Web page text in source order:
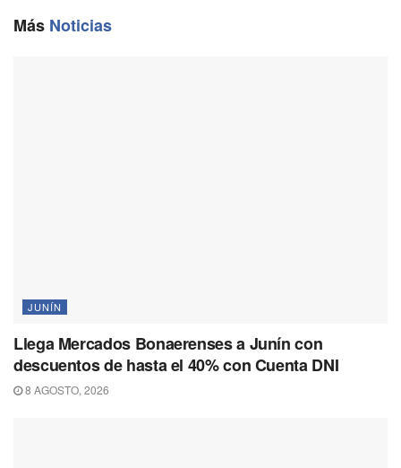
o
a
Más Noticias
JUNÍN
Llega Mercados Bonaerenses a Junín con
descuentos de hasta el 40% con Cuenta DNI
8 AGOSTO, 2026